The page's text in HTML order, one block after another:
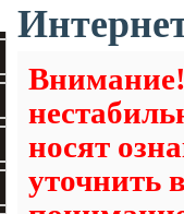
носят
уточнить